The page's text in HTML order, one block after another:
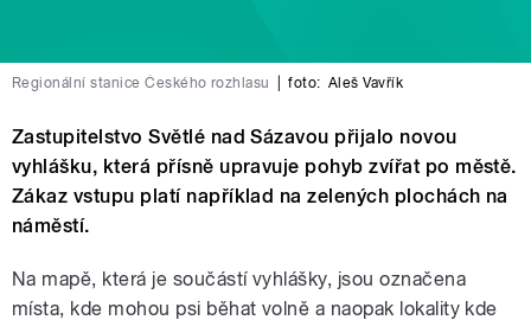
Regionální stanice Českého rozhlasu foto: Aleš Vavřík
Zastupitelstvo Světlé nad Sázavou přijalo novou
vyhlášku, která přísně upravuje pohyb zvířat po městě.
Zákaz vstupu platí například na zelených plochách na
náměstí.
Na mapě, která je součástí vyhlášky, jsou označena
místa, kde mohou psi běhat volně a naopak lokality kde